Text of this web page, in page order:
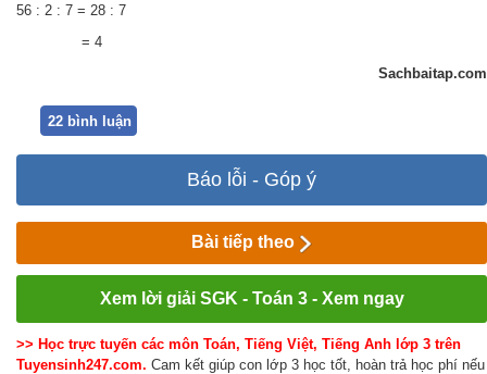
56 : 2 : 7 = 28 : 7
= 4
Sachbaitap.com
22 bình luận
Báo lỗi - Góp ý
Bài tiếp theo
Xem lời giải SGK - Toán 3 - Xem ngay
>> Học trực tuyến các môn Toán, Tiếng Việt, Tiếng Anh lớp 3 trên
Tuyensinh247.com. Cam kết giúp con lớp 3 học tốt, hoàn trả học phí nếu